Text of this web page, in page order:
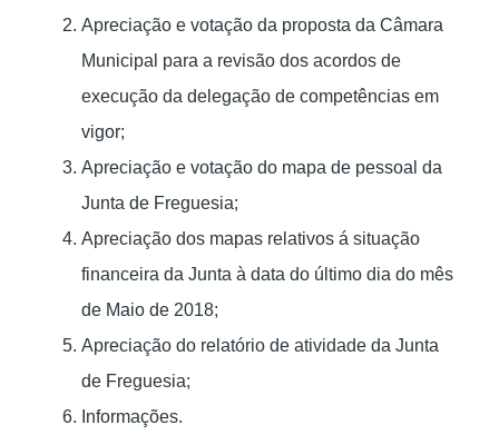
Apreciação e votação da proposta da Câmara
Municipal para a revisão dos acordos de
execução da delegação de competências em
vigor;
Apreciação e votação do mapa de pessoal da
Junta de Freguesia;
Apreciação dos mapas relativos á situação
financeira da Junta à data do último dia do mês
de Maio de 2018;
Apreciação do relatório de atividade da Junta
de Freguesia;
Informações.